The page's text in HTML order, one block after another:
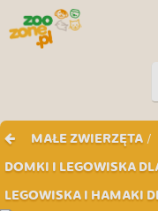
MAŁE ZWIERZĘTA /
DOMKI I LEGOWISKA
LEGOWISKA I HAMAKI